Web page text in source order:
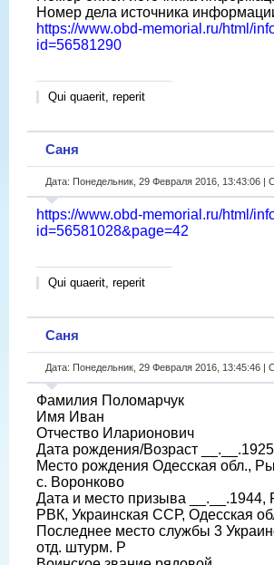
Номер дела источника
https://www.obd-memorial.ru/html/
id=56581290
Qui quaerit, reperit
Саня
Дата: Понедельник, 29 Февраля 2016, 13:43:06 |
https://www.obd-memorial.ru/html/
id=56581028&page=42
Qui quaerit, reperit
Саня
Дата: Понедельник, 29 Февраля 2016, 13:45:46 |
Фамилия Поломарчук
Имя Иван
Отчество Иларионович
Дата рождения/Возраст __.__.1925
Место рождения Одесская обл.,
с. Воронково
Дата и место призыва __.__.1944,
РВК, Украинская ССР, Одесская
Последнее место службы 3
отд. штурм. Р